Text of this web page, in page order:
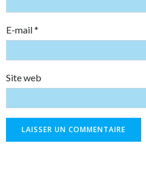
E-mail*
Site web